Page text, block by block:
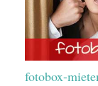
fotobox-